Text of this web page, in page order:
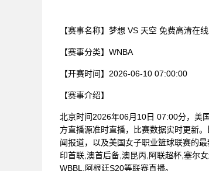
【赛事名称】 梦想 VS 天空 免费高清在
【赛事分类】 WNBA
【开赛时间】 2026-06-10 07:00:00
【赛事介绍】
北京时间2026年06月10日 07:00分，美
方直播源准时直播，比赛数据实时更新
闻报道，以及美国女子职业篮球联赛的
印首联,澳首后备,澳昆丙,阿联超杯,塞尔
WBBL,阿根廷S20等联赛直播。